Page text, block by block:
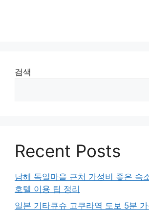
검색
Recent Posts
남해 독일마을 근처 가성비 좋은 숙
호텔 이용 팁 정리
일본 기타큐슈 고쿠라역 도보 5분